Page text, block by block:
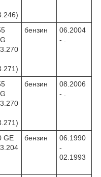
бензин
06.2004
- .
бензин
08.2006
- .
GE
бензин
06.1990
-
02.1993